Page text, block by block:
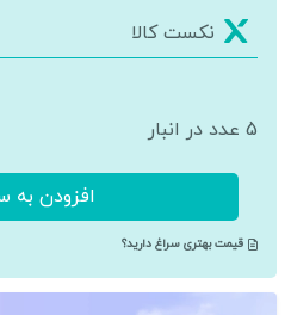
نکست کالا
5 عدد در انبار
پرینتر
چهارکاره
کانن
افزودن به
قیمت بهتری سراغ دارید؟